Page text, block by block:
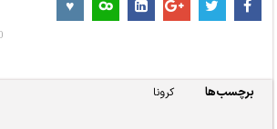
برچسب‌ها کرونا